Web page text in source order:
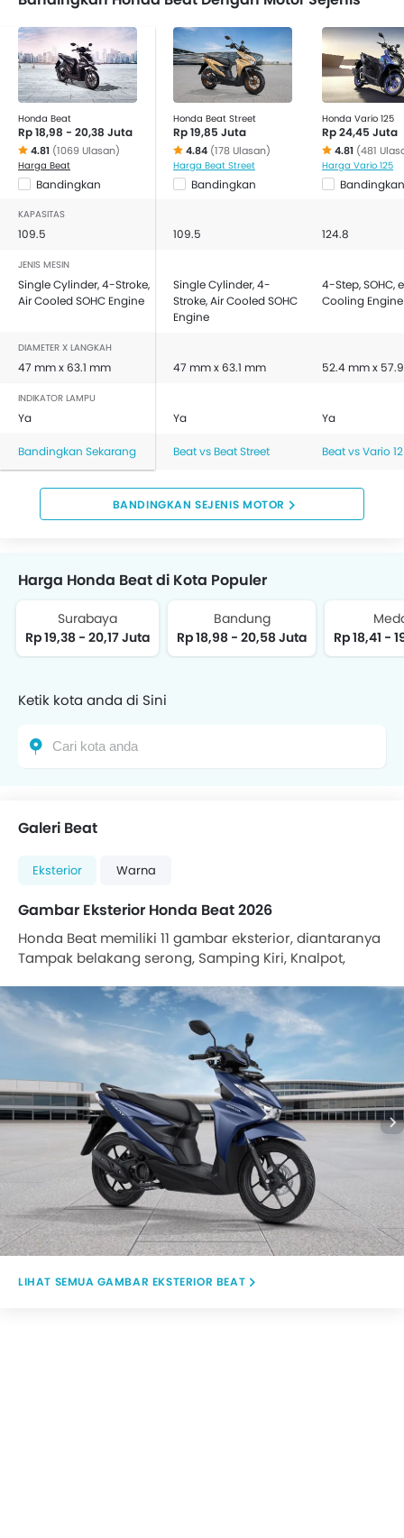
125,Yamaha Gear 125 ,Honda Genio danYamaha Mio
M3 125.
Honda Beat
Rp 18,98 - 20,38 Juta
4.81 (1069 Ulasan)
Harga Beat
Bandingkan
Honda Beat Street
Rp 19,85 Juta
4.84 (178 Ulasan)
Harga Beat Street
Bandingkan
Honda Vario 125
Rp 24,45 Juta
4.81 (481
Harga Vario 125
Bandingkan
KAPASITAS
109.5 109.5 124.8
JENIS MESIN
Single Cylinder, 4-Stroke,
Air Cooled SOHC Engine
Single Cylinder, 4-
Stroke, Air Cooled SOHC
Engine
4-Step, SOHC,
Cooling Engine
DIAMETER X LANGKAH
47 mm x 63.1 mm 47 mm x 63.1 mm 52.4 mm x
INDIKATOR LAMPU
Ya Ya Ya
Bandingkan Sekarang Beat vs Beat Street Beat vs Vario
BANDINGKAN SEJENIS MOTOR
Harga Honda Beat di Kota Populer
Surabaya
Rp 19,38 - 20,17 Juta
Bandung
Rp 18,98 - 20,58 Juta
Rp 18,41 -
Ketik kota anda di Sini
Galeri Beat
Eksterior Warna
Gambar Eksterior Honda Beat 2026
Honda Beat memiliki 11 gambar eksterior, diantaranya
Tampak belakang serong, Samping Kiri, Knalpot,
belakang, Speedometer, Tampak samping ruang
bagasi, Ruang kaki.
GAMBAR EKSTERIOR BEAT